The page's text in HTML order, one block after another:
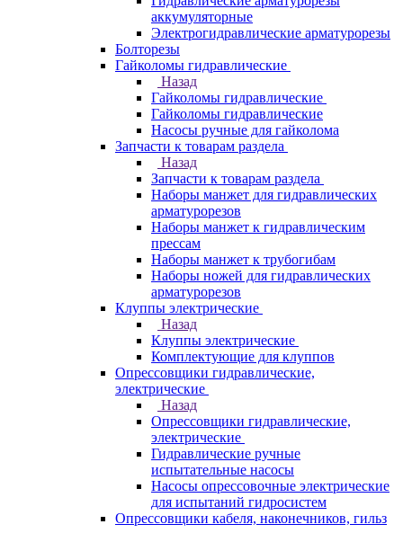
аккумуляторные
Электрогидравлические арматурорезы
Болторезы
Гайколомы гидравлические
Назад
Гайколомы гидравлические
Гайколомы гидравлические
Насосы ручные для гайколома
Запчасти к товарам раздела
Назад
Запчасти к товарам раздела
Наборы манжет для гидравлических
арматурорезов
Наборы манжет к гидравлическим
прессам
Наборы манжет к трубогибам
Наборы ножей для гидравлических
арматурорезов
Клуппы электрические
Назад
Клуппы электрические
Комплектующие для клуппов
Опрессовщики гидравлические,
электрические
Назад
Опрессовщики гидравлические,
электрические
Гидравлические ручные
испытательные насосы
Насосы опрессовочные электрические
для испытаний гидросистем
Опрессовщики кабеля, наконечников, гильз